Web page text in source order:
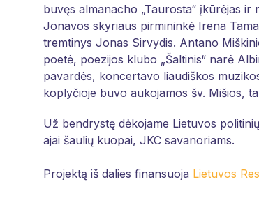
buvęs almanacho „Taurosta“ įkūrėjas
Jonavos skyriaus pirmininkė Irena
tremtinys Jonas Sirvydis. Antano
poetė, poezijos klubo „Šaltinis“ narė
pavardės, koncertavo liaudiškos
koplyčioje buvo aukojamos šv. Mišios,
Už bendrystę dėkojame Lietuvos
ajai šaulių kuopai, JKC savanoriams.
Projektą iš dalies finansuoja Lietuvos